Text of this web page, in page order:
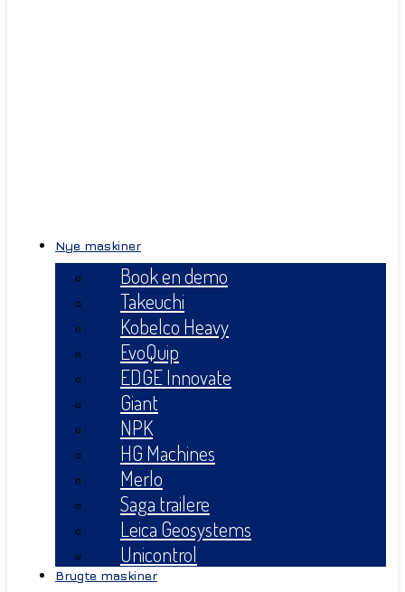
Nye maskiner
Book en demo
Takeuchi
Kobelco Heavy
EvoQuip
EDGE Innovate
Giant
NPK
HG Machines
Merlo
Saga trailere
Leica Geosystems
Unicontrol
Brugte maskiner